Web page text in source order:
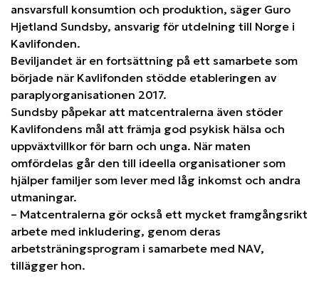
ansvarsfull konsumtion och produktion, säger Guro
Hjetland Sundsby, ansvarig för utdelning till Norge i
Kavlifonden.
Beviljandet är en fortsättning på ett samarbete som
började när Kavlifonden stödde etableringen av
paraplyorganisationen 2017.
Sundsby påpekar att matcentralerna även stöder
Kavlifondens mål att främja god psykisk hälsa och
uppväxtvillkor för barn och unga. När maten
omfördelas går den till ideella organisationer som
hjälper familjer som lever med låg inkomst och andra
utmaningar.
– Matcentralerna gör också ett mycket framgångsrikt
arbete med inkludering, genom deras
arbetsträningsprogram i samarbete med NAV,
tillägger hon.